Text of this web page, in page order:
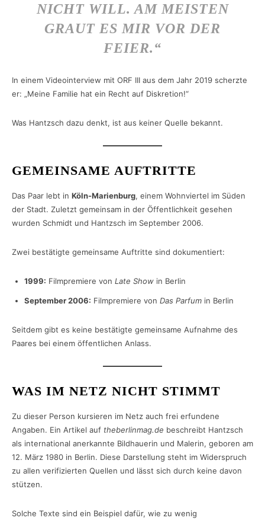
ICHT WILL. AM MEISTEN G
RAUT ES MIR VOR DER F
EIER.“
In einem Videointerview mit ORF III aus dem Jahr 2019 scherzte
er: „Meine Familie hat ein Recht auf Diskretion!“
Was Hantzsch dazu denkt, ist aus keiner Quelle bekannt.
GEMEINSAME AUFTRITTE
Das Paar lebt in Köln-Marienburg, einem Wohnviertel im Süden
der Stadt. Zuletzt gemeinsam in der Öffentlichkeit gesehen
wurden Schmidt und Hantzsch im September 2006.
Zwei bestätigte gemeinsame Auftritte sind dokumentiert:
1999: Filmpremiere von Late Show in Berlin
September 2006: Filmpremiere von Das Parfum in Berlin
Seitdem gibt es keine bestätigte gemeinsame Aufnahme des
Paares bei einem öffentlichen Anlass.
WAS IM NETZ NICHT STIMMT
Zu dieser Person kursieren im Netz auch frei erfundene
Angaben. Ein Artikel auf theberlinmag.de beschreibt Hantzsch
als international anerkannte Bildhauerin und Malerin, geboren am
12. März 1980 in Berlin. Diese Darstellung steht im Widerspruch
zu allen verifizierten Quellen und lässt sich durch keine davon
stützen.
Solche Texte sind ein Beispiel dafür, wie zu wenig